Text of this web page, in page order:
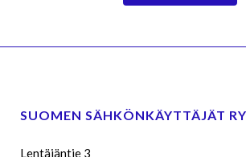
SUOMEN SÄHKÖNKÄYTTÄJÄT
Lentäjäntie 3